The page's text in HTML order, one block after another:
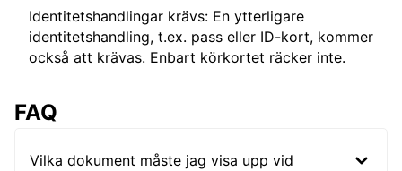
Identitetshandlingar krävs: En ytterligare
identitetshandling, t.ex. pass eller ID-kort, kommer
också att krävas. Enbart körkortet räcker inte.
FAQ
Vilka dokument måste jag visa upp vid